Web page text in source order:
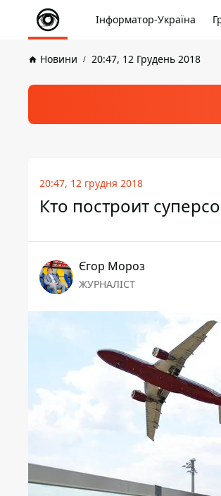
Інформатор-Україна
Новини 20:47, 12 Грудень 2018
20:47, 12 грудня 2018
Кто построит
Єгор Мороз
ЖУРНАЛІСТ